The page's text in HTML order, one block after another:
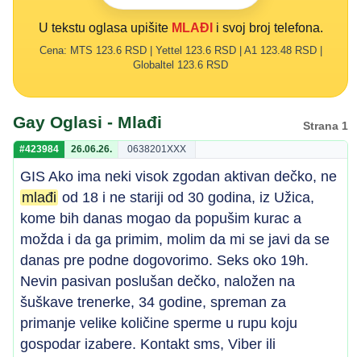
U tekstu oglasa upišite MLAĐI i svoj broj telefona.
Cena: MTS 123.6 RSD | Yettel 123.6 RSD | A1 123.48 RSD |
Globaltel 123.6 RSD
Gay Oglasi - Mlađi Strana 1
#423984 26.06.26. 0638201XXX
GIS Ako ima neki visok zgodan aktivan dečko, ne
mlađi od 18 i ne stariji od 30 godina, iz Užica,
kome bih danas mogao da popušim kurac a
možda i da ga primim, molim da mi se javi da se
danas pre podne dogovorimo. Seks oko 19h.
Nevin pasivan poslušan dečko, naložen na
šuškave trenerke, 34 godine, spreman za
primanje velike količine sperme u rupu koju
gospodar izabere. Kontakt sms, Viber ili